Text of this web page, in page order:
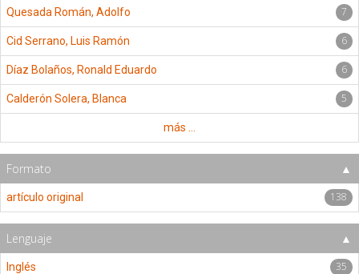
Quesada Román, Adolfo 7
Cid Serrano, Luis Ramón 6
Díaz Bolaños, Ronald Eduardo 6
Calderón Solera, Blanca 5
más ...
Formato
artículo original 138
Lenguaje
Inglés 35